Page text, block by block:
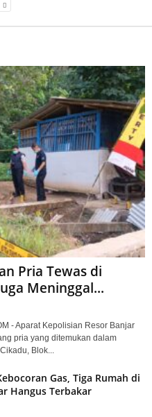
Pria Tewas di
Meninggal...
- Aparat Kepolisian Resor Banjar
pria yang ditemukan dalam
Blok...
Gas, Tiga Rumah di
Hangus Terbakar